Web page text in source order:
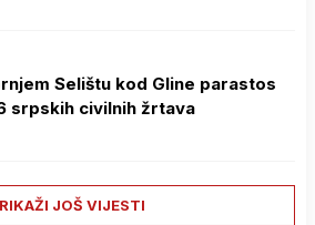
Selištu kod Gline parastos
srpskih civilnih žrtava
JOŠ VIJESTI